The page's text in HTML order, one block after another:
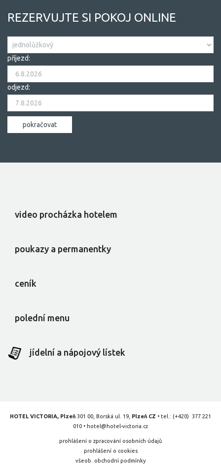
REZERVUJTE SI POKOJ ONLINE
příjezd:
odjezd:
video procházka hotelem
poukazy a permanentky
ceník
polední menu
jídelní a nápojový lístek
HOTEL VICTORIA, Plzeň 301 00, Borská ul. 19, Plzeň CZ • tel.: (+420) 377 221
010 • hotel@hotel-victoria.cz
prohlášení o zpracování osobních údajů
prohlášení o cookies
všeob. obchodní podmínky